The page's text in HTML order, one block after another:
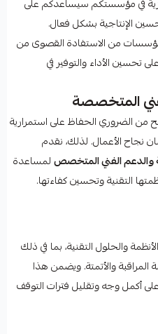
الإنتاجية بشكل فعال.
من الاستفادة القصوى من
تحسين الأداء والتوفير في
المتخصصة
من الضروري الحفاظ على استمرارية
نجاح الأعمال. لذلك، نقدم
والدعم الفني المتخصصلمساعدة
التقنية وتحسين كفاءتها.
والحلول التقنية، بما في ذلك
المراقبة والأتمتة. ويضمن هذا
على أكمل وجه وتقليل فترات التوقف